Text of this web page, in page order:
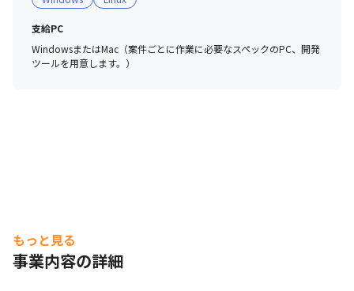
支給PC
WindowsまたはMac（案件ごとに作業に必要なスペックのPC、開発
ツールを用意します。）
もっと見る
事業内容の詳細